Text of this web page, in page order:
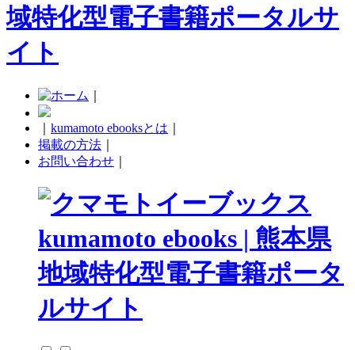
kumamoto ebooksとは
掲載の方法
お問い合わせ